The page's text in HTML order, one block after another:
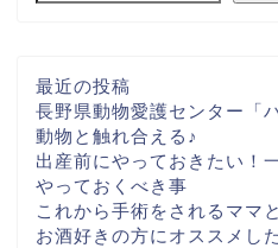
最近の投稿
長野県動物愛護センター「
動物と触れ合える♪
出産前にやっておきたい！
やっておくべき事
これから手術をされるママ
お酒好きの方にオススメし